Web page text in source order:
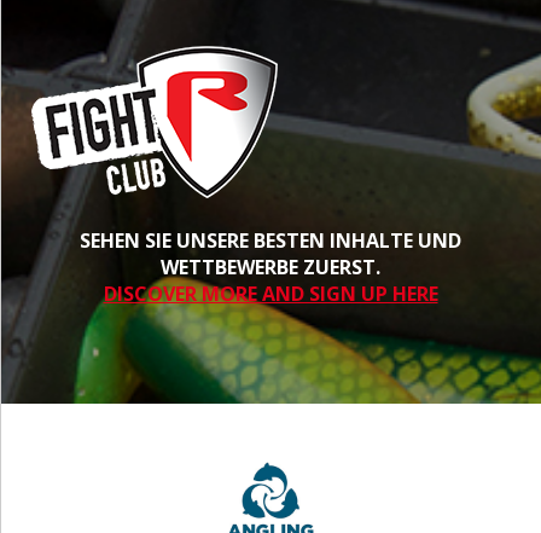
SEHEN SIE UNSERE BESTEN INHALTE UND
WETTBEWERBE ZUERST.
DISCOVER MORE AND SIGN UP HERE